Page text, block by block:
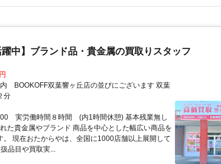
中】ブランド品・貴金属の買取りスタッフ
分
実労働時間８時間 (内1時間休憩) 基本残業無し
た貴金属やブランド 商品を中心とした幅広い商品を
。 現在おたからやは、全国に1000店舗以上展開して
品目や買取実...